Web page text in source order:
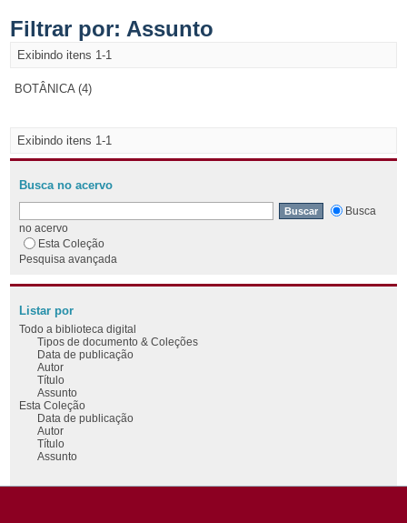
Filtrar por: Assunto
Exibindo itens 1-1
BOTÂNICA (4)
Exibindo itens 1-1
Busca no acervo
Busca
no acervo
Esta Coleção
Pesquisa avançada
Listar por
Todo a biblioteca digital
Tipos de documento & Coleções
Data de publicação
Autor
Título
Assunto
Esta Coleção
Data de publicação
Autor
Título
Assunto